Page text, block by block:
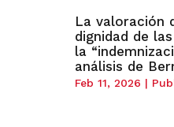
La valoración
dignidad de
la
análisis de
Feb 11, 2026 |